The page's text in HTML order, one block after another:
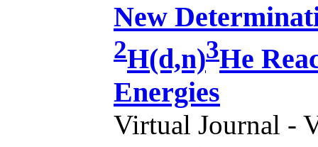
New
2H(d,n)3He
Energies
Virtual Journal -